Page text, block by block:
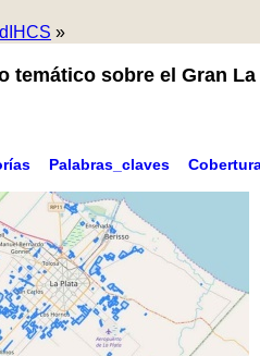
»
temático sobre el Gran La
Palabras_claves